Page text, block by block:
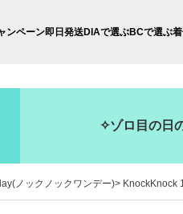
ンペーン即日発送DIAで選ぶBCで選ぶ
✧ゾロ目の日
ノックノックワンデー) KnockKnock